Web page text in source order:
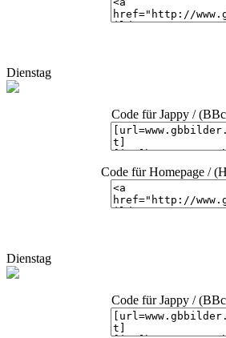
Dienstag
Code für Jappy /
Code für Homepage /
Dienstag
Code für Jappy /